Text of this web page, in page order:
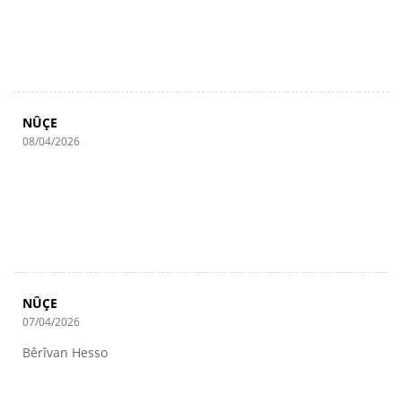
NÛÇE
08/04/2026
NÛÇE
07/04/2026
Bêrîvan Hesso